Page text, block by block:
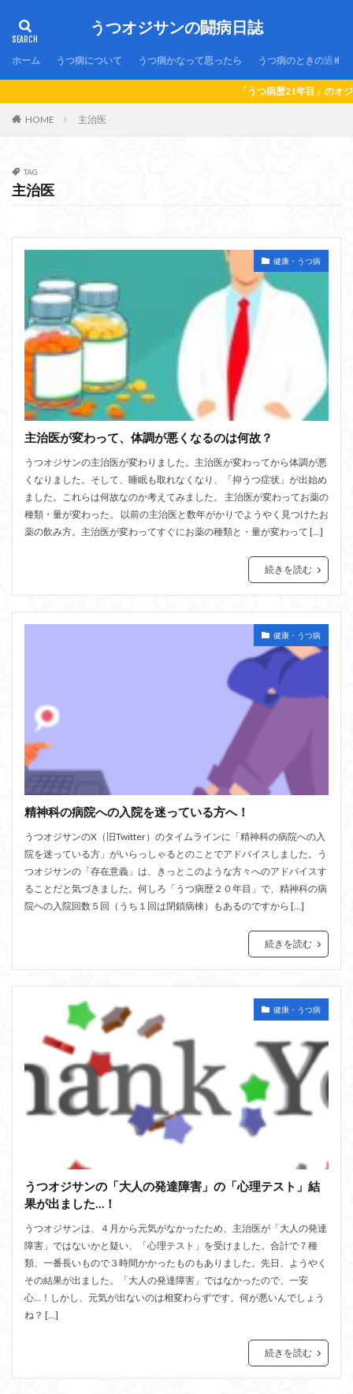
うつオジサンの闘病日誌
ホーム うつ病について うつ病かなって思ったら うつ病のときの過ご
「うつ病歴21年目」のオジサンの闘病日誌で
HOME 主治医
TAG
主治医
健康・うつ病
主治医が変わって、体調が悪くなるのは何故？
うつオジサンの主治医が変わりました。主治医が変わってから体調が悪
くなりました。そして、睡眠も取れなくなり、「抑うつ症状」が出始め
ました。これらは何故なのか考えてみました。 主治医が変わってお薬の
種類・量が変わった。 以前の主治医と数年がかりでようやく見つけたお
薬の飲み方。主治医が変わってすぐにお薬の種類と・量が変わって […]
続きを読む
健康・うつ病
精神科の病院への入院を迷っている方へ！
うつオジサンのX（旧Twitter）のタイムラインに「精神科の病院への入
院を迷っている方」がいらっしゃるとのことでアドバイスしました。う
つオジサンの「存在意義」は、きっとこのような方々へのアドバイスす
ることだと気づきました。何しろ「うつ病歴２０年目」で、精神科の病
院への入院回数５回（うち１回は閉鎖病棟）もあるのですから […]
続きを読む
健康・うつ病
うつオジサンの「大人の発達障害」の「心理テスト」結
果が出ました…！
うつオジサンは、４月から元気がなかったため、主治医が「大人の発達
障害」ではないかと疑い、「心理テスト」を受けました。合計で７種
類、一番長いもので３時間かかったものもありました。先日、ようやく
その結果が出ました。「大人の発達障害」ではなかったので、一安
心…！しかし、元気が出ないのは相変わらずです。何が悪いんでしょう
ね？ […]
続きを読む